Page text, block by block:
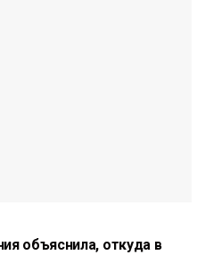
объяснила, откуда в